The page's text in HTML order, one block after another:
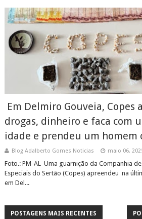
Em Delmiro Gouveia, Copes
drogas, dinheiro e faca com
idade e prendeu um homem
Blog Adalberto Gomes Noticias maio 06,
Foto.: PM-AL Uma guarnição da Companhia
Especiais do Sertão (Copes) apreendeu na
em Del...
POSTAGENS MAIS RECENTES